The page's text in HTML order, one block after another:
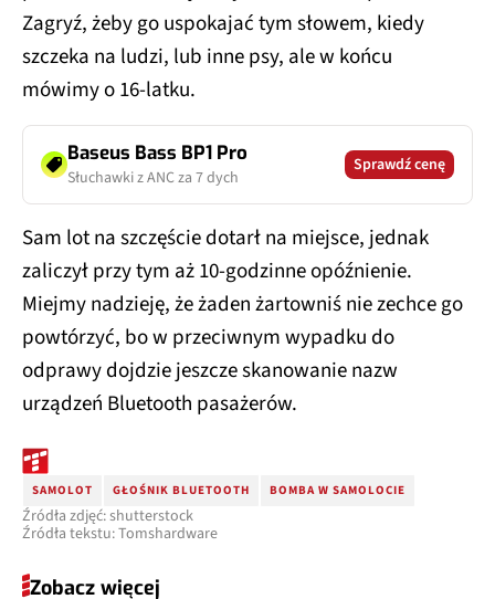
Zagryź, żeby go uspokajać tym słowem, kiedy
szczeka na ludzi, lub inne psy, ale w końcu
mówimy o 16-latku.
Baseus Bass BP1 Pro
Słuchawki z ANC za 7 dych
Sprawdź cenę
Sam lot na szczęście dotarł na miejsce, jednak
zaliczył przy tym aż 10-godzinne opóźnienie.
Miejmy nadzieję, że żaden żartowniś nie zechce go
powtórzyć, bo w przeciwnym wypadku do
odprawy dojdzie jeszcze skanowanie nazw
urządzeń Bluetooth pasażerów.
SAMOLOT GŁOŚNIK BLUETOOTH BOMBA W SAMOLOCIE
Źródła zdjęć: shutterstock
Źródła tekstu: Tomshardware
Zobacz więcej